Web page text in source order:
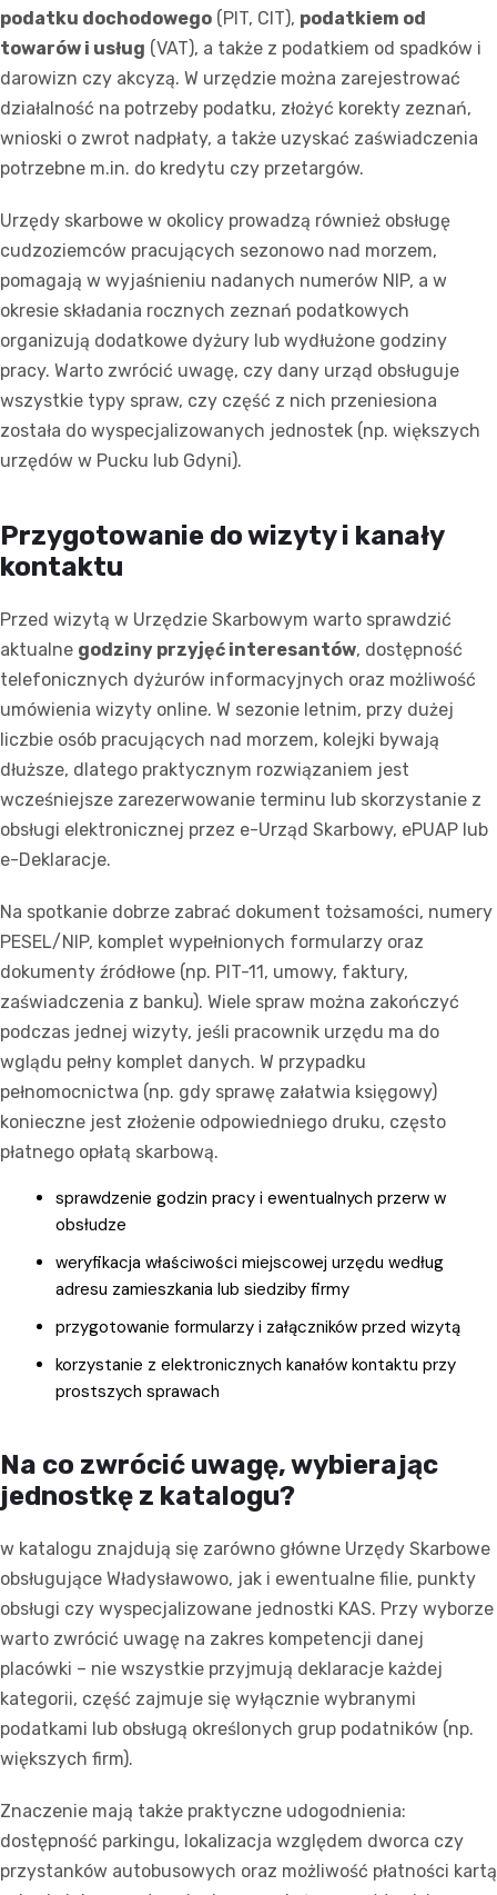
podatku dochodowego (PIT, CIT), podatkiem od
towarów i usług (VAT), a także z podatkiem od spadków i
darowizn czy akcyzą. W urzędzie można zarejestrować
działalność na potrzeby podatku, złożyć korekty zeznań,
wnioski o zwrot nadpłaty, a także uzyskać zaświadczenia
potrzebne m.in. do kredytu czy przetargów.
Urzędy skarbowe w okolicy prowadzą również obsługę
cudzoziemców pracujących sezonowo nad morzem,
pomagają w wyjaśnieniu nadanych numerów NIP, a w
okresie składania rocznych zeznań podatkowych
organizują dodatkowe dyżury lub wydłużone godziny
pracy. Warto zwrócić uwagę, czy dany urząd obsługuje
wszystkie typy spraw, czy część z nich przeniesiona
została do wyspecjalizowanych jednostek (np. większych
urzędów w Pucku lub Gdyni).
Przygotowanie do wizyty i kanały
kontaktu
Przed wizytą w Urzędzie Skarbowym warto sprawdzić
aktualne godziny przyjęć interesantów, dostępność
telefonicznych dyżurów informacyjnych oraz możliwość
umówienia wizyty online. W sezonie letnim, przy dużej
liczbie osób pracujących nad morzem, kolejki bywają
dłuższe, dlatego praktycznym rozwiązaniem jest
wcześniejsze zarezerwowanie terminu lub skorzystanie z
obsługi elektronicznej przez e-Urząd Skarbowy, ePUAP lub
e-Deklaracje.
Na spotkanie dobrze zabrać dokument tożsamości, numery
PESEL/NIP, komplet wypełnionych formularzy oraz
dokumenty źródłowe (np. PIT-11, umowy, faktury,
zaświadczenia z banku). Wiele spraw można zakończyć
podczas jednej wizyty, jeśli pracownik urzędu ma do
wglądu pełny komplet danych. W przypadku
pełnomocnictwa (np. gdy sprawę załatwia księgowy)
konieczne jest złożenie odpowiedniego druku, często
płatnego opłatą skarbową.
sprawdzenie godzin pracy i ewentualnych przerw w
obsłudze
weryfikacja właściwości miejscowej urzędu według
adresu zamieszkania lub siedziby firmy
przygotowanie formularzy i załączników przed wizytą
korzystanie z elektronicznych kanałów kontaktu przy
prostszych sprawach
Na co zwrócić uwagę, wybierając
jednostkę z katalogu?
w katalogu znajdują się zarówno główne Urzędy Skarbowe
obsługujące Władysławowo, jak i ewentualne filie, punkty
obsługi czy wyspecjalizowane jednostki KAS. Przy wyborze
warto zwrócić uwagę na zakres kompetencji danej
placówki – nie wszystkie przyjmują deklaracje każdej
kategorii, część zajmuje się wyłącznie wybranymi
podatkami lub obsługą określonych grup podatników (np.
większych firm).
Znaczenie mają także praktyczne udogodnienia:
dostępność parkingu, lokalizacja względem dworca czy
przystanków autobusowych oraz możliwość płatności kartą